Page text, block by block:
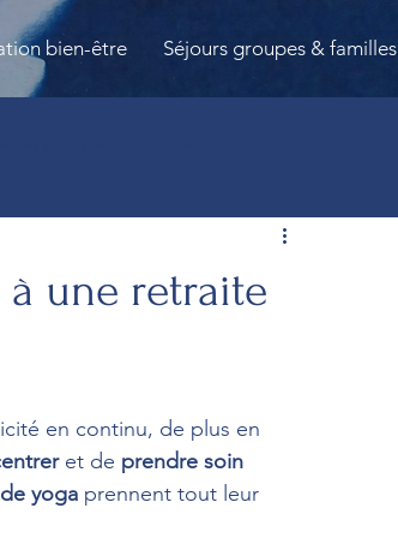
bien-être Séjours groupes & familles
séminaire
être Respiration Pranayama
une retraite
en continu, de plus en
et de prendre soin
yoga prennent tout leur